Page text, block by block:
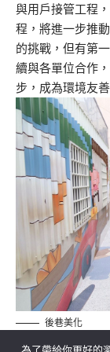
與用戶接管工程
程，將進一步推
的挑戰，但有第
續與各單位合作
步，成為環境友
後巷美化